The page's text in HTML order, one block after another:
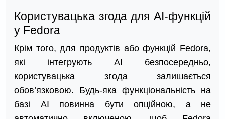
Користувацька згода для AI-функцій
у Fedora
Крім того, для продуктів або функцій Fedora,
які інтегрують AI безпосередньо,
користувацька згода залишається
обов’язковою. Будь-яка функціональність на
базі AI повинна бути опційною, а не